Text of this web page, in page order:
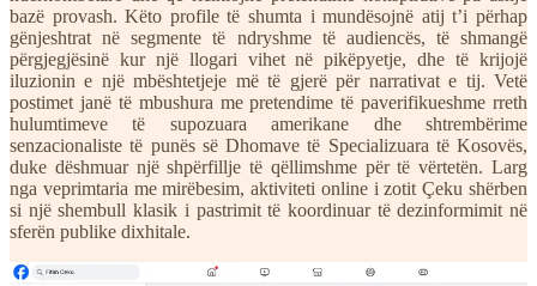
bazë provash. Këto profile të shumta i mundësojnë atij t’i përhap
gënjeshtrat në segmente të ndryshme të audiencës, të shmangë
përgjegjësinë kur një llogari vihet në pikëpyetje, dhe të krijojë
iluzionin e një mbështetjeje më të gjerë për narrativat e tij. Vetë
postimet janë të mbushura me pretendime të paverifikueshme rreth
hulumtimeve të supozuara amerikane dhe shtrembërime
senzacionaliste të punës së Dhomave të Specializuara të Kosovës,
duke dëshmuar një shpërfillje të qëllimshme për të vërtetën. Larg
nga veprimtaria me mirëbesim, aktiviteti online i zotit Çeku shërben
si një shembull klasik i pastrimit të koordinuar të dezinformimit në
sferën publike dixhitale.